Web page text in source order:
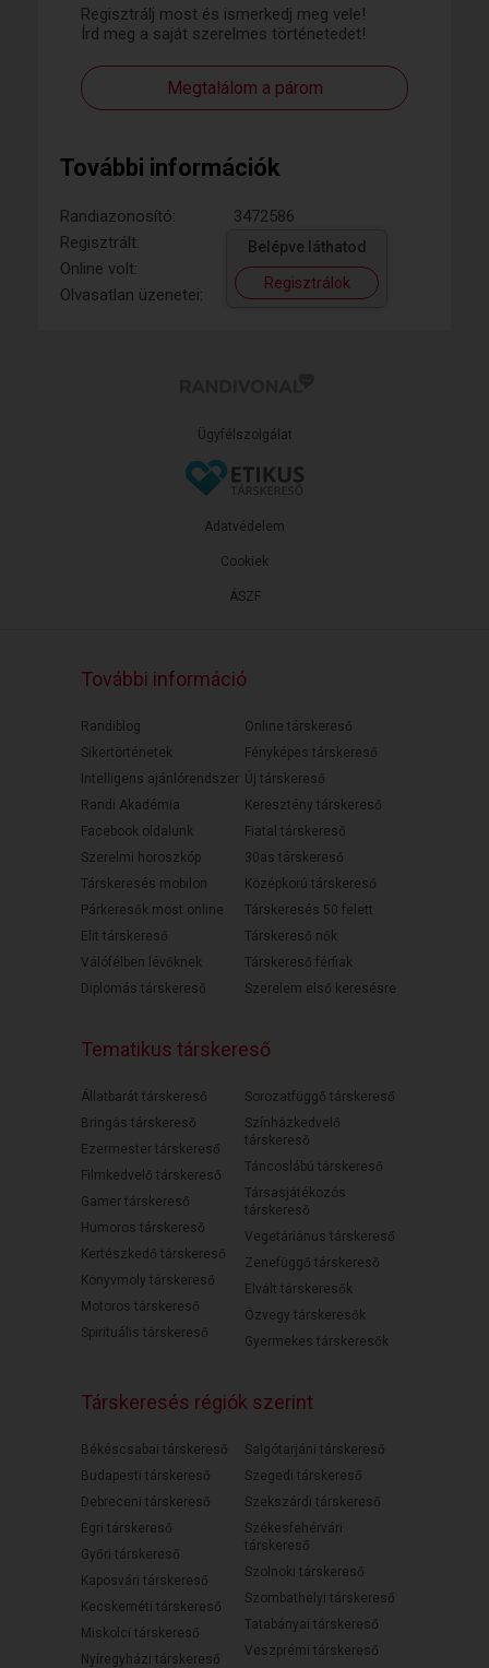
Regisztrálj most és ismerkedj meg vele!
Írd meg a saját szerelmes történetedet!
Megtalálom a párom
További információk
Randiazonosító:
3472586
Regisztrált:
Online volt:
Olvasatlan üzenetei:
Belépve láthatod
Regisztrálok
Ügyfélszolgálat
ÁSZF
Adatvédelem
Cookiek
További információ
Randiblog
Sikertörténetek
Intelligens ajánlórendszer
Randi Akadémia
Facebook oldalunk
Szerelmi horoszkóp
Társkeresés mobilon
Párkeresők most online
Elit társkereső
Válófélben lévőknek
Diplomás társkereső
Online társkereső
Fényképes társkereső
Új társkereső
Keresztény társkereső
Fiatal társkereső
30as társkereső
Középkorú társkereső
Társkeresés 50 felett
Társkereső nők
Társkereső férfiak
Szerelem első keresésre
Tematikus társkereső
Állatbarát társkereső
Bringás társkereső
Ezermester társkereső
Filmkedvelő társkereső
Gamer társkereső
Humoros társkereső
Kertészkedő társkereső
Könyvmoly társkereső
Motoros társkereső
Spirituális társkereső
Sorozatfüggő társkereső
Színházkedvelő
társkereső
Táncoslábú társkereső
Társasjátékozós
társkereső
Vegetáriánus társkereső
Zenefüggő társkereső
Elvált társkeresők
Özvegy társkeresők
Gyermekes társkeresők
Társkeresés régiók szerint
Békéscsabai társkereső
Budapesti társkereső
Debreceni társkereső
Egri társkereső
Győri társkereső
Kaposvári társkereső
Kecskeméti társkereső
Miskolci társkereső
Nyíregyházi társkereső
Salgótarjáni társkereső
Szegedi társkereső
Szekszárdi társkereső
Székesfehérvári
társkereső
Szolnoki társkereső
Szombathelyi társkereső
Tatabányai társkereső
Veszprémi társkereső